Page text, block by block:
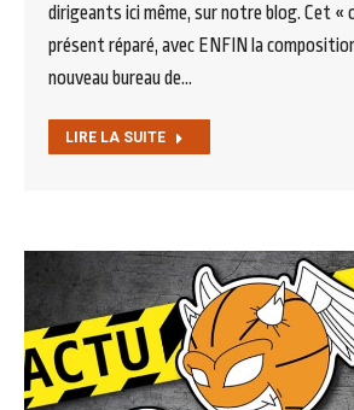
dirigeants ici même, sur notre blog. Cet «
présent réparé, avec ENFIN la
nouveau bureau de…
LIRE LA SUITE